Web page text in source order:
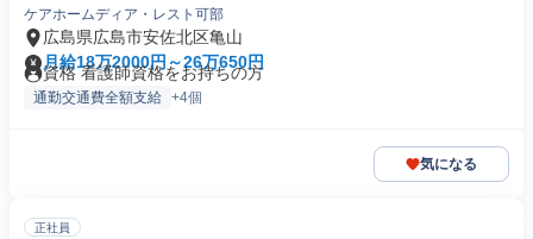
ケアホームディア・レスト可部
広島県広島市安佐北区亀山
月給18万2000円～26万650円
資格 看護師資格をお持ちの方
通勤交通費全額支給 +4個
気になる
正社員